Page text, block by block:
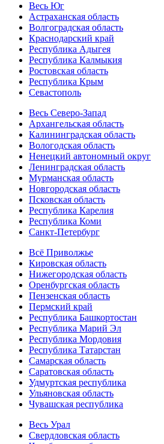
Весь Юг
Астраханская область
Волгоградская область
Краснодарский край
Республика Адыгея
Республика Калмыкия
Ростовская область
Республика Крым
Севастополь
Весь Северо-Запад
Архангельская область
Калининградская область
Вологодская область
Ненецкий автономный округ
Ленинградская область
Мурманская область
Новгородская область
Псковская область
Республика Карелия
Республика Коми
Санкт-Петербург
Всё Приволжье
Кировская область
Нижегородская область
Оренбургская область
Пензенская область
Пермский край
Республика Башкортостан
Республика Марий Эл
Республика Мордовия
Республика Татарстан
Самарская область
Саратовская область
Удмуртская республика
Ульяновская область
Чувашская республика
Весь Урал
Свердловская область